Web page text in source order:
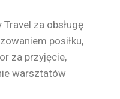
za obsługę
posiłku,
za przyjęcie,
warsztatów